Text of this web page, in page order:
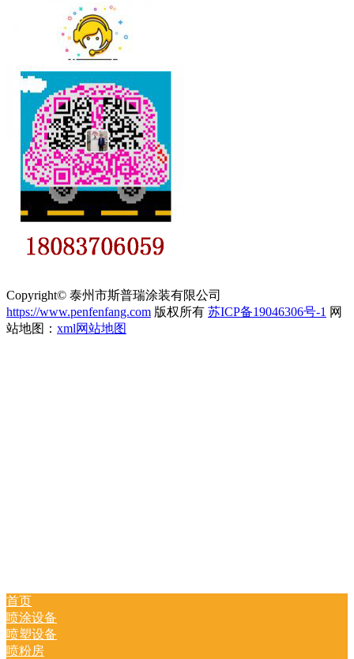
Copyright© 泰州市斯普瑞涂装有限公司
https://www.penfenfang.com 版权所有 苏ICP备19046306号-1 网
站地图： xml网站地图
首页
喷涂设备
喷塑设备
喷粉房